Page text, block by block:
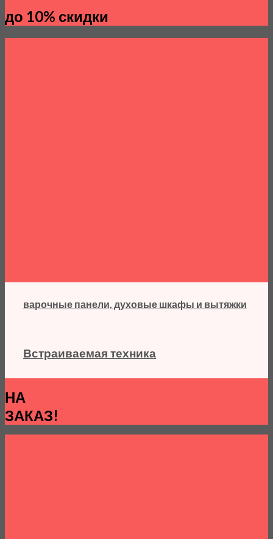
до 10% скидки
варочные панели, духовые шкафы и вытяжки
Встраиваемая техника
НА
ЗАКАЗ!